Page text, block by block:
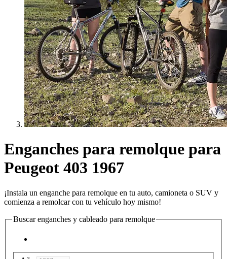
Enganches para remolque para
Peugeot 403 1967
¡Instala un enganche para remolque en tu auto, camioneta o SUV y
comienza a remolcar con tu vehículo hoy mismo!
Buscar enganches y cableado para remolque